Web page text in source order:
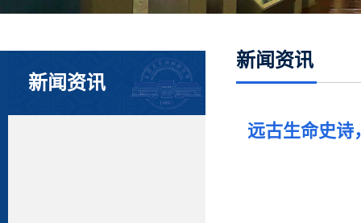
新闻资讯
新闻资讯
远古生命史